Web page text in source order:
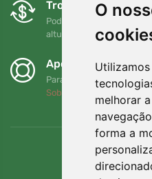
O
melhorar
forma a
Trocas e
Pode devolver ou trocar
altura no prazo de 90 dias
Apoiamos a
Para cada encomenda
Sobre nós